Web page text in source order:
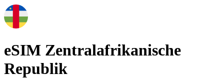
eSIM Zentralafrikanische
Republik